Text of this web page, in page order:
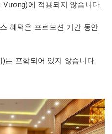
에 적용되지 않습니다.
혜택은 프로모션 기간 동안
는 포함되어 있지 않습니다.